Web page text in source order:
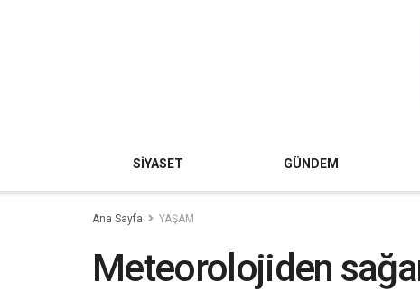
SİYASET GÜNDEM
Ana Sayfa YAŞAM
Meteorolojiden